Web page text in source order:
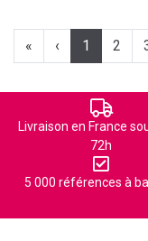
« ‹ 1 2
Livraison en France
72h
5 000 références à